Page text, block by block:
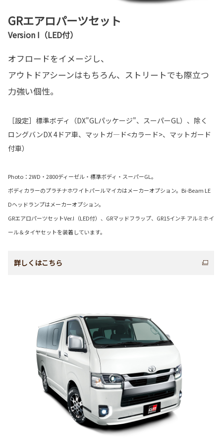
GRエアロパーツセット
Version I（LED付）
オフロードをイメージし、
アウトドアシーンはもちろん、ストリートでも際立つ
力強い個性。
［設定］標準ボディ（DX"GLパッケージ"、スーパーGL）、除く
ロングバンDX 4ドア車、マットガ―ド<カラード>、マットガード
付車）
Photo：2WD・2800ディーゼル・標準ボディ・スーパーGL。
ボディカラーのプラチナホワイトパールマイカはメーカーオプション。Bi-Beam LE
Dヘッドランプはメーカーオプション。
GRエアロパーツセットVer.I（LED付）、GRマッドフラップ、GR15インチ アルミホイ
ール＆タイヤセットを装着しています。
詳しくはこちら